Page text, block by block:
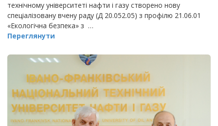
технічному університеті нафти і газу створено нову
спеціалізовану вчену раду (Д 20.052.05) з профілю 21.06.01
«Екологічна безпека» з …
Переглянути